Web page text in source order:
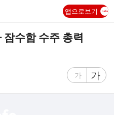
앱으로보기
수함 수주 총력
글
가
글
자
가